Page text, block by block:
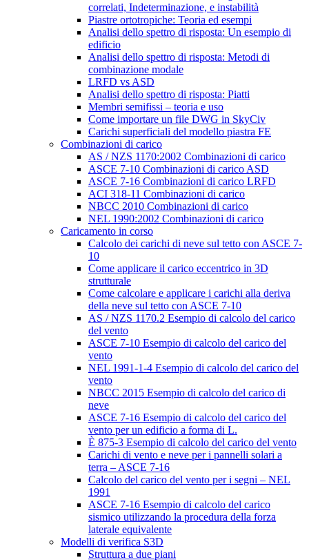
correlati, Indeterminazione, e instabilità
Piastre ortotropiche: Teoria ed esempi
Analisi dello spettro di risposta: Un esempio di
edificio
Analisi dello spettro di risposta: Metodi di
combinazione modale
LRFD vs ASD
Analisi dello spettro di risposta: Piatti
Membri semifissi – teoria e uso
Come importare un file DWG in SkyCiv
Carichi superficiali del modello piastra FE
Combinazioni di carico
AS / NZS 1170:2002 Combinazioni di carico
ASCE 7-10 Combinazioni di carico ASD
ASCE 7-16 Combinazioni di carico LRFD
ACI 318-11 Combinazioni di carico
NBCC 2010 Combinazioni di carico
NEL 1990:2002 Combinazioni di carico
Caricamento in corso
Calcolo dei carichi di neve sul tetto con ASCE 7-
10
Come applicare il carico eccentrico in 3D
strutturale
Come calcolare e applicare i carichi alla deriva
della neve sul tetto con ASCE 7-10
AS / NZS 1170.2 Esempio di calcolo del carico
del vento
ASCE 7-10 Esempio di calcolo del carico del
vento
NEL 1991-1-4 Esempio di calcolo del carico del
vento
NBCC 2015 Esempio di calcolo del carico di
neve
ASCE 7-16 Esempio di calcolo del carico del
vento per un edificio a forma di L.
È 875-3 Esempio di calcolo del carico del vento
Carichi di vento e neve per i pannelli solari a
terra – ASCE 7-16
Calcolo del carico del vento per i segni – NEL
1991
ASCE 7-16 Esempio di calcolo del carico
sismico utilizzando la procedura della forza
laterale equivalente
Modelli di verifica S3D
Struttura a due piani